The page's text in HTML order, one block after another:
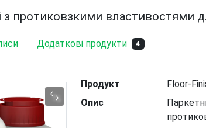
з протиковзкими властивостями
Додаткові продукти 4
Продукт
Floor-
Опис